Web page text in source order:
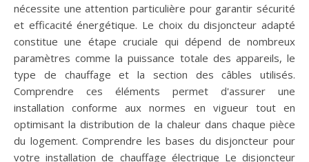
nécessite une attention particulière pour garantir sécurité
et efficacité énergétique. Le choix du disjoncteur adapté
constitue une étape cruciale qui dépend de nombreux
paramètres comme la puissance totale des appareils, le
type de chauffage et la section des câbles utilisés.
Comprendre ces éléments permet d'assurer une
installation conforme aux normes en vigueur tout en
optimisant la distribution de la chaleur dans chaque pièce
du logement. Comprendre les bases du disjoncteur pour
votre installation de chauffage électrique Le disjoncteur